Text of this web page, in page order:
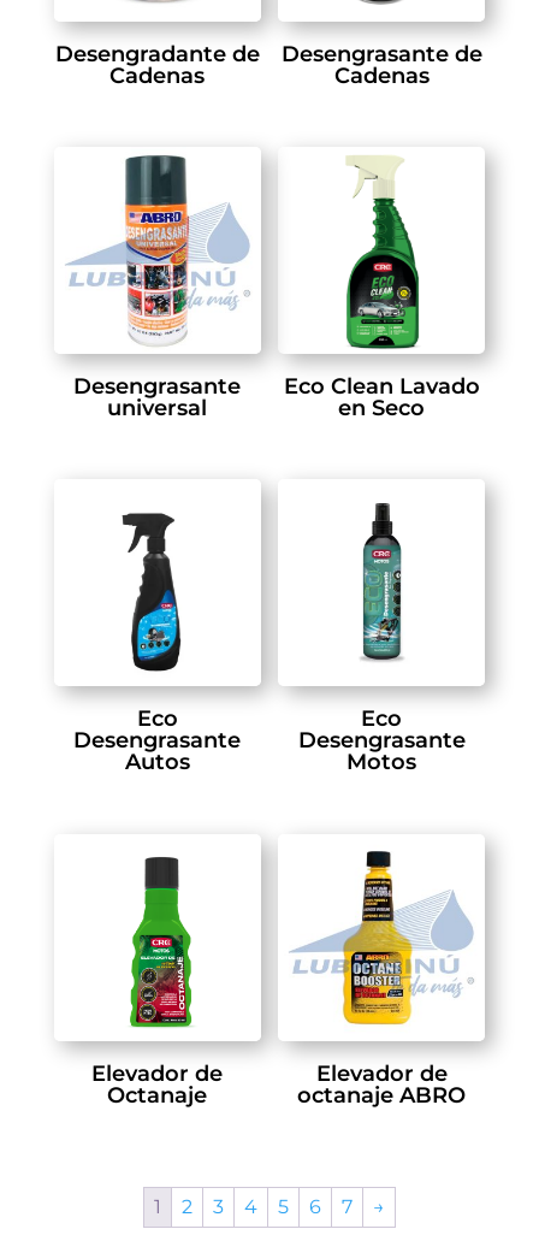
Desengradante de
Cadenas
Desengrasante de
Cadenas
Desengrasante
universal
Eco Clean Lavado
en Seco
Eco
Desengrasante
Autos
Eco
Desengrasante
Motos
Elevador de
Octanaje
Elevador de
octanaje ABRO
1 2 3 4 5 6 7 →